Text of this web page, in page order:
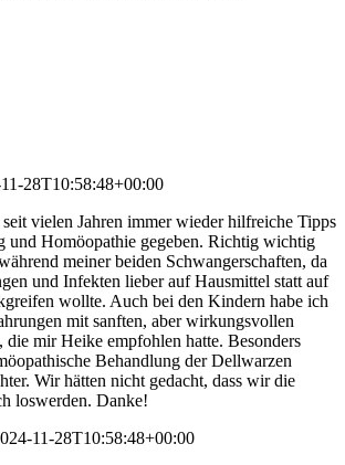
28T10:58:48+00:00
vielen Jahren immer wieder hilfreiche Tipps
und Homöopathie gegeben. Richtig wichtig
meiner beiden Schwangerschaften, da
und Infekten lieber auf Hausmittel statt auf
wollte. Auch bei den Kindern habe ich
mit sanften, aber wirkungsvollen
mir Heike empfohlen hatte. Besonders
Behandlung der Dellwarzen
Wir hätten nicht gedacht, dass wir die
loswerden. Danke!
11-28T10:58:48+00:00